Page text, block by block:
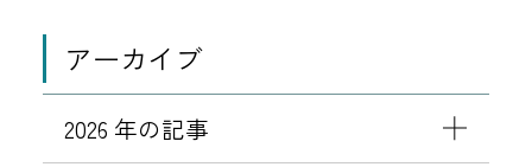
アーカイブ
2026 年の記事